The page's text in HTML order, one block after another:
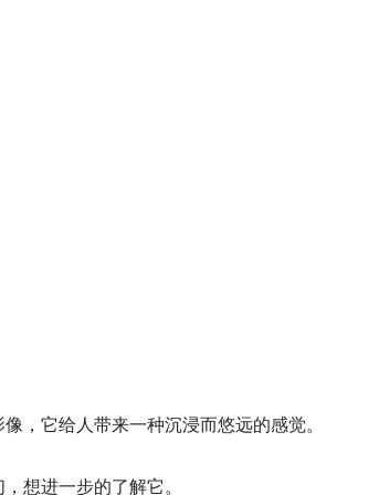
，它给人带来一种沉浸而悠远的感觉。
想进一步的了解它。